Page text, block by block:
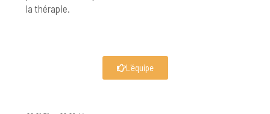
la thérapie.
L'équipe